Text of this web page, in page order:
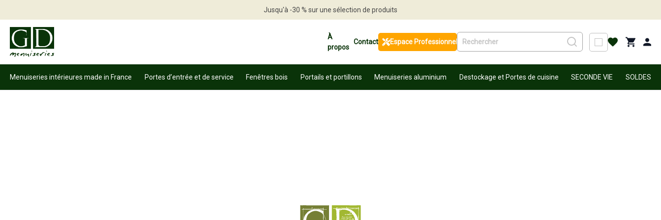
Jusqu'à -30 % sur une sélection de produits
À
propos
Contact Espace Professionnel
Menuiseries intérieures made in France Portes d’entrée et de service Fenêtres bois Portails et portillons Menuiseries aluminium Destockage et Portes de cuisine SECONDE VIE SOLDES